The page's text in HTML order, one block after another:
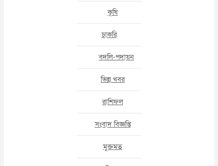
কৃষি
চাকরি
বদলি-পদায়ন
ভিন্ন খবর
রাশিফল
সংবাদ বিজ্ঞপ্তি
মুক্তমত